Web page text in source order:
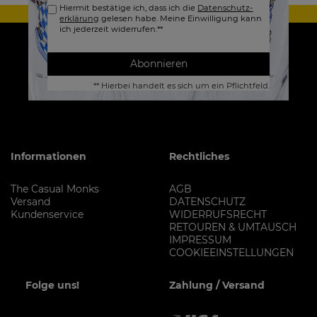
Hiermit bestätige ich, dass ich die Daten­schutz­
erklärung gelesen habe. Meine Einwilligung kann
ich jederzeit widerrufen.**
Abonnieren
** Hierbei handelt es sich um ein Pflichtfeld.
Informationen
The Casual Monks
Versand
Kundenservice
Rechtliches
AGB
DATENSCHUTZ
WIDERRUFSRECHT
RETOUREN & UMTAUSCH
IMPRESSUM
COOKIEEINSTELLUNGEN
Folge uns! Zahlung / Versand